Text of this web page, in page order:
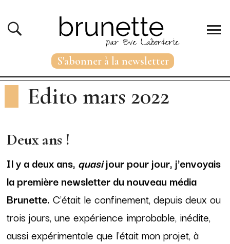
Edito mars 2022
Deux ans !
Il y a deux ans, quasijour pour jour, j'envoyais
la première newsletter du nouveau média
Brunette. C'était le confinement, depuis deux ou
trois jours, une expérience improbable, inédite,
aussi expérimentale que l'était mon projet, à
S'abonner à la newsletter